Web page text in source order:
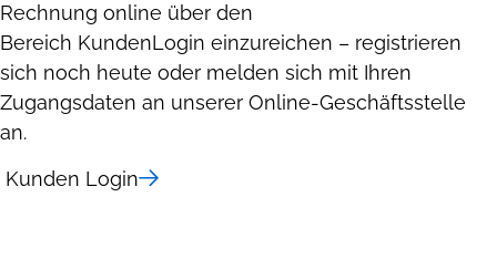
Rechnung online über den
Bereich KundenLogin einzureichen – registrieren
sich noch heute oder melden sich mit Ihren
Zugangsdaten an unserer Online-Geschäftsstelle
an.
Kunden Login